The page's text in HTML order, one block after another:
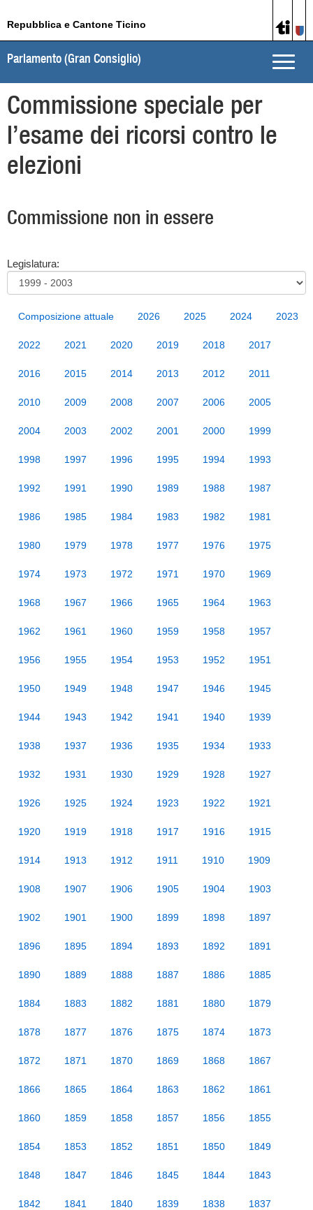
Repubblica e Cantone Ticino
Toggle
Parlamento (Gran Consiglio)
Commissione speciale per
l’esame dei ricorsi contro le
elezioni
Commissione non in essere
Legislatura:
Composizione attuale 2026 2025 2024 2023
2022 2021 2020 2019 2018 2017
2016 2015 2014 2013 2012 2011
2010 2009 2008 2007 2006 2005
2004 2003 2002 2001 2000 1999
1998 1997 1996 1995 1994 1993
1992 1991 1990 1989 1988 1987
1986 1985 1984 1983 1982 1981
1980 1979 1978 1977 1976 1975
1974 1973 1972 1971 1970 1969
1968 1967 1966 1965 1964 1963
1962 1961 1960 1959 1958 1957
1956 1955 1954 1953 1952 1951
1950 1949 1948 1947 1946 1945
1944 1943 1942 1941 1940 1939
1938 1937 1936 1935 1934 1933
1932 1931 1930 1929 1928 1927
1926 1925 1924 1923 1922 1921
1920 1919 1918 1917 1916 1915
1914 1913 1912 1911 1910 1909
1908 1907 1906 1905 1904 1903
1902 1901 1900 1899 1898 1897
1896 1895 1894 1893 1892 1891
1890 1889 1888 1887 1886 1885
1884 1883 1882 1881 1880 1879
1878 1877 1876 1875 1874 1873
1872 1871 1870 1869 1868 1867
1866 1865 1864 1863 1862 1861
1860 1859 1858 1857 1856 1855
1854 1853 1852 1851 1850 1849
1848 1847 1846 1845 1844 1843
1842 1841 1840 1839 1838 1837